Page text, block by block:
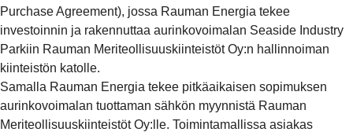
Purchase Agreement), jossa Rauman Energia tekee
investoinnin ja rakennuttaa aurinkovoimalan Seaside Industry
Parkiin Rauman Meriteollisuuskiinteistöt Oy:n hallinnoiman
kiinteistön katolle.
Samalla Rauman Energia tekee pitkäaikaisen sopimuksen
aurinkovoimalan tuottaman sähkön myynnistä Rauman
Meriteollisuuskiinteistöt Oy:lle. Toimintamallissa asiakas